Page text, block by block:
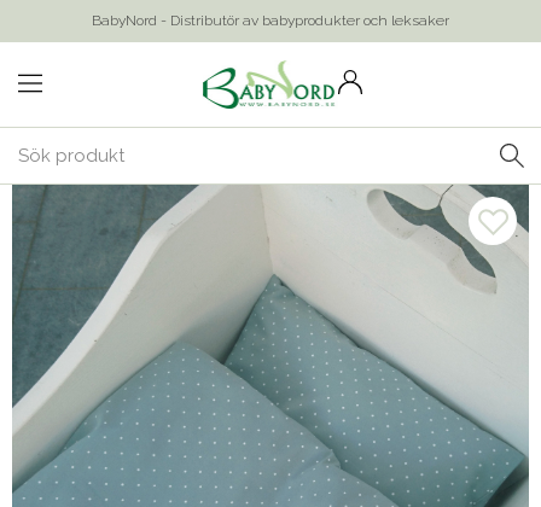
BabyNord - Distributör av babyprodukter och leksaker